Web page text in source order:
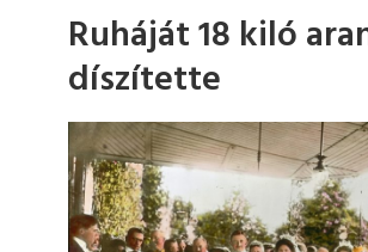
Ruháját 18 kiló
díszítette